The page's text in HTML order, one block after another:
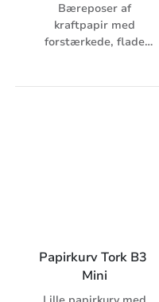
Bæreposer af
kraftpapir med
forstærkede, flade
Papirkurv Tork B3
Mini